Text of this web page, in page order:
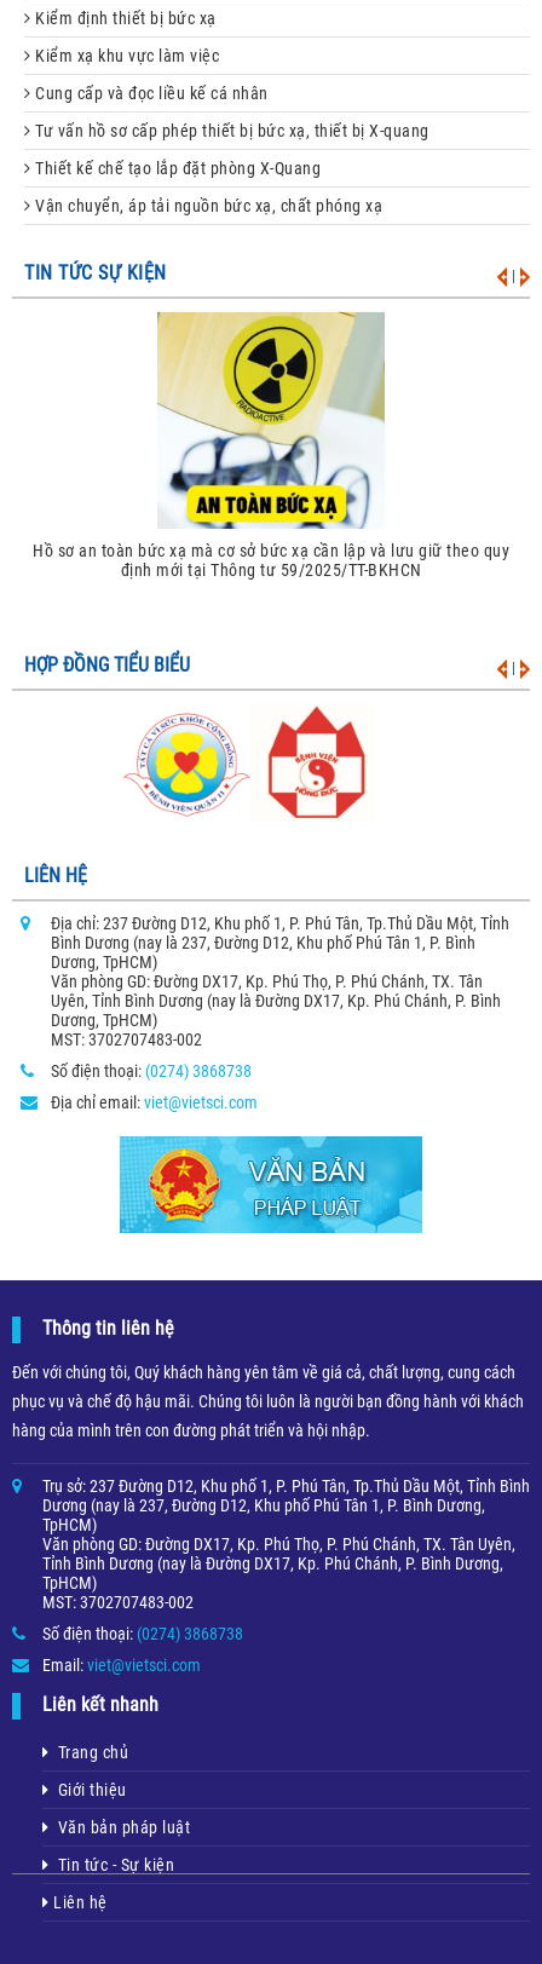
Kiểm định thiết bị bức xạ
Kiểm xạ khu vực làm việc
Cung cấp và đọc liều kế cá nhân
Tư vấn hồ sơ cấp phép thiết bị bức xạ, thiết bị X-quang
Thiết kế chế tạo lắp đặt phòng X-Quang
Vận chuyển, áp tải nguồn bức xạ, chất phóng xạ
TIN TỨC SỰ KIỆN
xạ cần lập và lưu giữ theo quy
2025/TT-BKHCN
Phương tiện bảo hộ cá nhân và
định mới tại Thông tư
HỢP ĐỒNG TIỂU BIỂU
LIÊN HỆ
Địa chỉ: 237 Đường D12, Khu phố 1, P. Phú Tân, Tp.Thủ Dầu Một, Tỉnh
Bình Dương (nay là 237, Đường D12, Khu phố Phú Tân 1, P. Bình
Dương, TpHCM)
Văn phòng GD: Đường DX17, Kp. Phú Thọ, P. Phú Chánh, TX. Tân
Uyên, Tỉnh Bình Dương (nay là Đường DX17, Kp. Phú Chánh, P. Bình
Dương, TpHCM)
MST: 3702707483-002
Số điện thoại: (0274) 3868738
Địa chỉ email:viet@vietsci.com
Thông tin liên hệ
Đến với chúng tôi, Quý khách hàng yên tâm về giá cả, chất lượng, cung cách
phục vụ và chế độ hậu mãi. Chúng tôi luôn là người bạn đồng hành với khách
hàng của mình trên con đường phát triển và hội nhập.
Trụ sở: 237 Đường D12, Khu phố 1, P. Phú Tân, Tp.Thủ Dầu Một, Tỉnh Bình
Dương (nay là 237, Đường D12, Khu phố Phú Tân 1, P. Bình Dương,
TpHCM)
Văn phòng GD: Đường DX17, Kp. Phú Thọ, P. Phú Chánh, TX. Tân Uyên,
Tỉnh Bình Dương (nay là Đường DX17, Kp. Phú Chánh, P. Bình Dương,
TpHCM)
MST: 3702707483-002
Số điện thoại: (0274) 3868738
Email:viet@vietsci.com
Liên kết nhanh
Trang chủ
Giới thiệu
Văn bản pháp luật
Tin tức - Sự kiện
Liên hệ